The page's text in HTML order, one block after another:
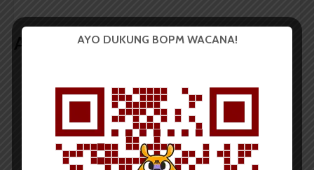
Artikel terkait lain
Tim Mahasiswa USU Raih Juara I
Vokal Grup Pada PEKSIMIDA 2026
AYO DUKUNG BOPM WACANA!